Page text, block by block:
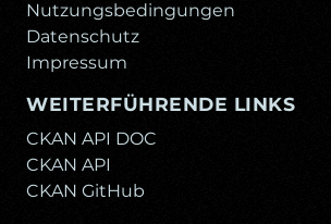
Nutzungsbedingungen
Datenschutz
Impressum
WEITERFÜHRENDE LINKS
CKAN API DOC
CKAN API
CKAN GitHub